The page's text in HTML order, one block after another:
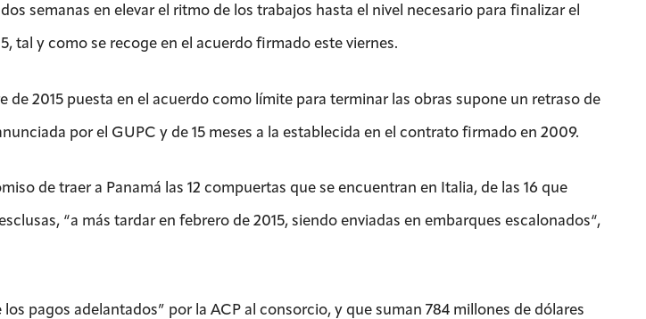
semanas en elevar el ritmo de los trabajos hasta el nivel necesario para finalizar el
tal y como se recoge en el acuerdo firmado este viernes.
de 2015 puesta en el acuerdo como límite para terminar las obras supone un retraso de
por el GUPC y de 15 meses a la establecida en el contrato firmado en 2009.
de traer a Panamá las 12 compuertas que se encuentran en Italia, de las 16 que
“a más tardar en febrero de 2015, siendo enviadas en embarques escalonados“,
pagos adelantados” por la ACP al consorcio, y que suman 784 millones de dólares